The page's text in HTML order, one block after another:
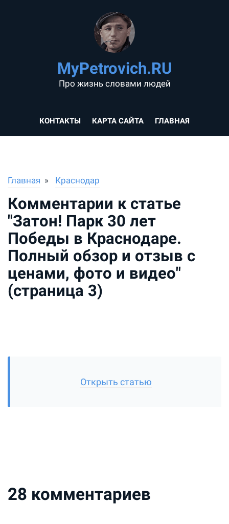
MyPetrovich.RU
Про жизнь словами людей
КОНТАКТЫ КАРТА САЙТА ГЛАВНАЯ
Главная Краснодар
Комментарии к статье
"Затон! Парк 30 лет
Победы в Краснодаре.
Полный обзор и отзыв с
ценами, фото и видео"
(страница 3)
Открыть статью
28 комментариев